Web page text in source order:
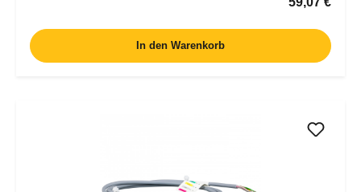
In den Warenkorb